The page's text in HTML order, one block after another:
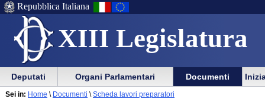
XIII Legislatura
Menu
di
ausilio
Vai
Menu
Repubblica Italiana
Menu
di
navigazione
Vai
menu
Deputati Organi Parlamentari Documenti
Vai
Sei in: Home \ Documenti \ Scheda lavori preparatori